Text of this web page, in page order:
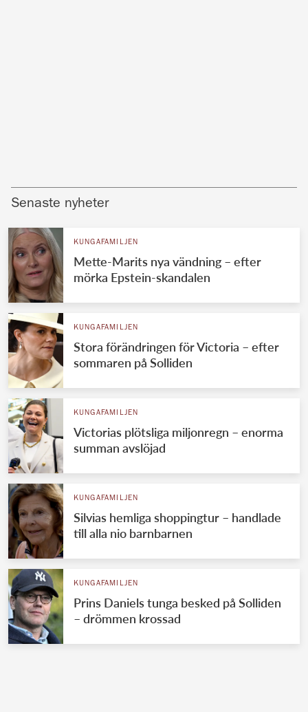
Senaste nyheter
KUNGAFAMILJEN
Mette-Marits nya vändning – efter
mörka Epstein-skandalen
KUNGAFAMILJEN
Stora förändringen för Victoria – efter
sommaren på Solliden
KUNGAFAMILJEN
Victorias plötsliga miljonregn – enorma
summan avslöjad
KUNGAFAMILJEN
Silvias hemliga shoppingtur – handlade
till alla nio barnbarnen
KUNGAFAMILJEN
Prins Daniels tunga besked på Solliden
– drömmen krossad